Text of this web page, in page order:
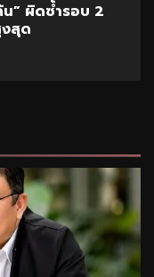
” ผิดซ้ำรอบ 2
สุด